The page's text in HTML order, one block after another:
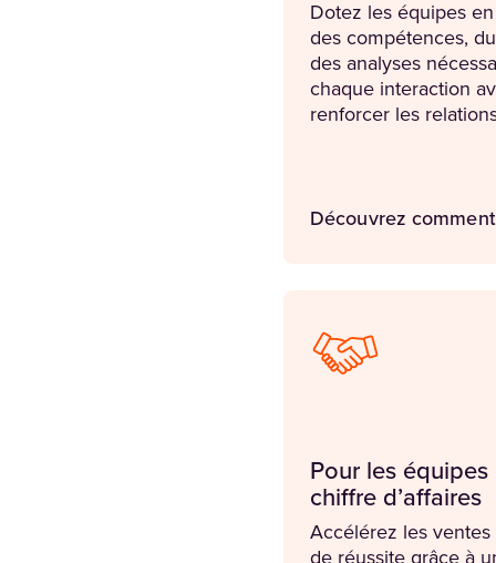
Dotez les équipes
des compétences,
des analyses
chaque interaction
renforcer les
Découvrez
Pour les
chiffre d’affaires
Accélérez les